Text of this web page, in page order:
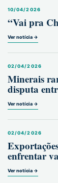
10/04/2026
“Vai pra
Ver notícia →
02/04/2026
Minerais
disputa
Ver notícia →
02/04/2026
enfrentar
Ver notícia →